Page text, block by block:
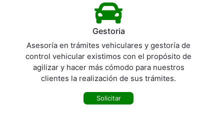
Gestoria
Asesoría en trámites vehiculares y gestoría de
control vehicular existimos con el propósito de
agilizar y hacer más cómodo para nuestros
clientes la realización de sus trámites.
Solicitar